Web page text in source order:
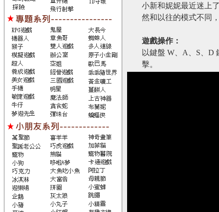
小新和妮妮最近迷上
然和以往的模式不同
遊戲操作：
以鍵盤 W、A、S、D
擊。